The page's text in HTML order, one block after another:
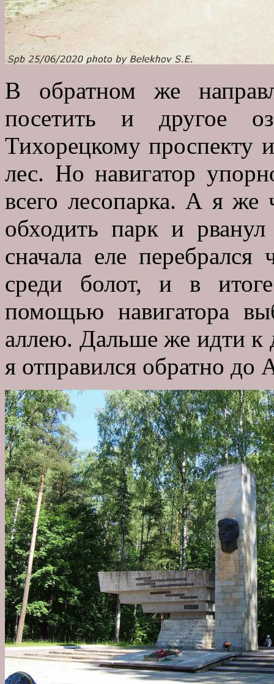
В обратном же
посетить и другое
Тихорецкому проспекту
лес. Но навигатор
всего лесопарка. А я же
обходить парк и рванул
сначала еле перебрался
среди болот, и в
помощью навигатора
аллею. Дальше же идти к
я отправился обратно до